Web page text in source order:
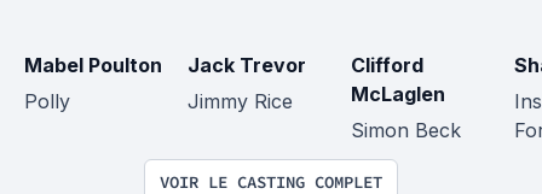
Mabel Poulton
Polly
Jack Trevor
Jimmy Rice
Clifford
McLaglen
Simon Beck
VOIR LE CASTING COMPLET